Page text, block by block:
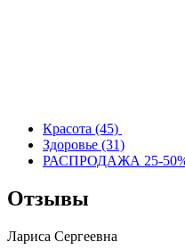
Красота (45)
Здоровье (31)
РАСПРОДАЖА 25-
Отзывы
Лариса Сергеевна